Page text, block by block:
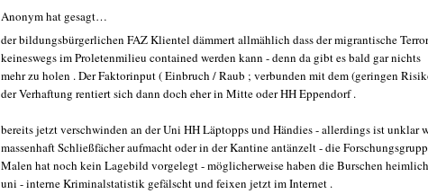
Anonym hat gesagt…
der bildungsbürgerlichen FAZ Klientel dämmert allmählich dass der migrantische Terror
keineswegs im Proletenmilieu contained werden kann - denn da gibt es bald gar nichts
mehr zu holen . Der Faktorinput ( Einbruch / Raub ; verbunden mit dem (geringen
der Verhaftung rentiert sich dann doch eher in Mitte oder HH Eppendorf .
bereits jetzt verschwinden an der Uni HH Läptopps und Händies - allerdings ist unklar
massenhaft Schließfächer aufmacht oder in der Kantine antänzelt - die
Malen hat noch kein Lagebild vorgelegt - möglicherweise haben die Burschen
uni - interne Kriminalstatistik gefälscht und feixen jetzt im Internet .